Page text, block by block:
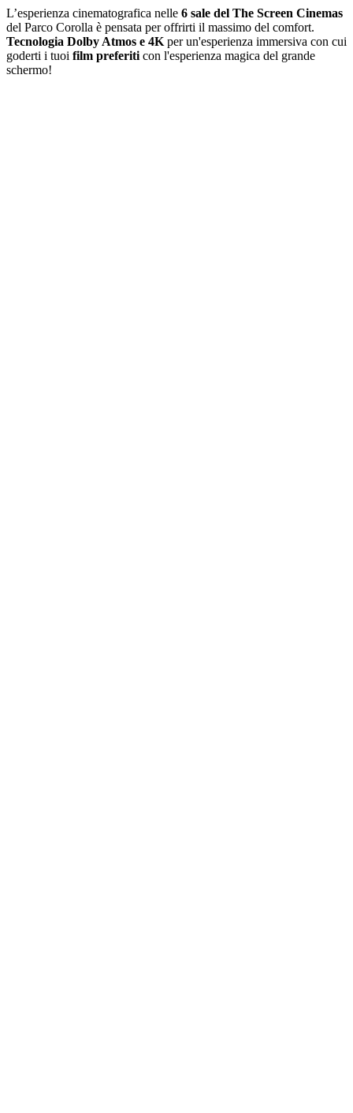
L’esperienza cinematografica nelle 6 sale del The Screen Cinemas
del Parco Corolla è pensata per offrirti il massimo del comfort.
Tecnologia Dolby Atmos e 4K per un'esperienza immersiva con cui
goderti i tuoi film preferiti con l'esperienza magica del grande
schermo!